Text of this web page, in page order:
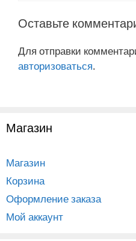
Оставьте
Для отправки
авторизоваться.
Магазин
Магазин
Корзина
Оформление заказа
Мой аккаунт